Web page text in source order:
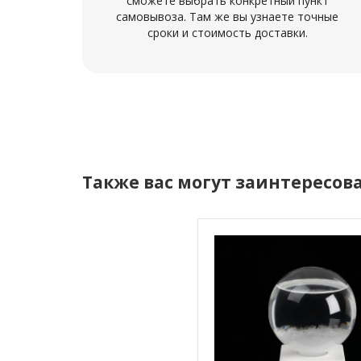
самовывоза. Там же вы узнаете точные
сроки и стоимость доставки.
Также вас могут